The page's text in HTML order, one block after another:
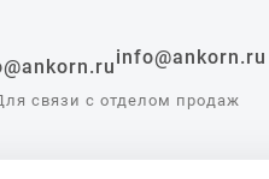
info@ankorn.ru
связи с отделом продаж